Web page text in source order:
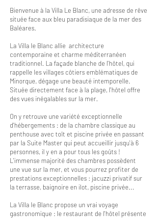
Bienvenue à la Villa Le Blanc, une adresse de rêve
située face aux bleu paradisiaque de la mer des
Baléares.
La Villa le Blanc allie architecture
contemporaine et charme méditerranéen
traditionnel. La façade blanche de l'hôtel, qui
rappelle les villages côtiers emblématiques de
Minorque, dégage une beauté intemporelle.
Située directement face à la plage, l'hôtel offre
des vues inégalables sur la mer.
On y retrouve une variété exceptionnelle
d'hébergements : de la chambre classique au
penthouse avec toît et piscine privée en passant
par la Suite Master qui peut accueillir jusqu'à 6
personnes, il y en a pour tous les goûts !
L'immense majorité des chambres possèdent
une vue sur la mer, et vous pourrez profiter de
prestations exceptionnelles : jacuzzi privatif sur
la terrasse, baignoire en ilot, piscine privée...
La Villa le Blanc propose un vrai voyage
gastronomique : le restaurant de l'hôtel présente